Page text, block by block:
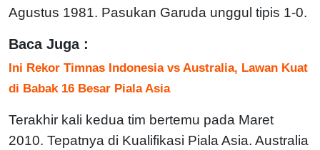
Agustus 1981. Pasukan Garuda unggul tipis 1-0.
Baca Juga :
Ini Rekor Timnas Indonesia vs Australia, Lawan Kuat
di Babak 16 Besar Piala Asia
Terakhir kali kedua tim bertemu pada Maret
2010. Tepatnya di Kualifikasi Piala Asia. Australia